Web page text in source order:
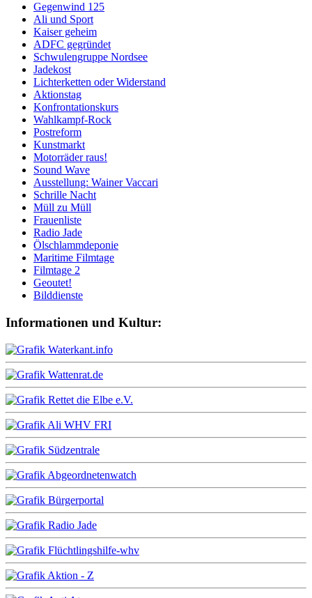
Gegenwind 125
Ali und Sport
Kaiser geheim
ADFC gegründet
Schwulengruppe Nordsee
Jadekost
Lichterketten oder Widerstand
Aktionstag
Konfrontationskurs
Wahlkampf-Rock
Postreform
Kunstmarkt
Motorräder raus!
Sound Wave
Ausstellung: Wainer Vaccari
Schrille Nacht
Müll zu Müll
Frauenliste
Radio Jade
Ölschlammdeponie
Maritime Filmtage
Filmtage 2
Geoutet!
Bilddienste
Informationen und Kultur: